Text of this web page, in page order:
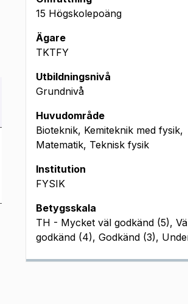
15 Högskolepoäng
Ägare
TKTFY
Utbildningsnivå
Grundnivå
Huvudområde
Bioteknik, Kemiteknik med fysik,
Matematik, Teknisk fysik
Institution
FYSIK
Betygsskala
TH - Mycket väl godkänd (5),
godkänd (4), Godkänd (3),